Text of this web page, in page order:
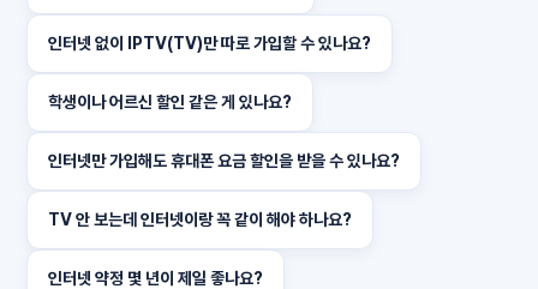
인터넷 없이 IPTV(TV)만 따로 가입할 수 있나요?
학생이나 어르신 할인 같은 게 있나요?
인터넷만 가입해도 휴대폰 요금 할인을 받을 수 있나요?
TV 안 보는데 인터넷이랑 꼭 같이 해야 하나요?
인터넷 약정 몇 년이 제일 좋나요?